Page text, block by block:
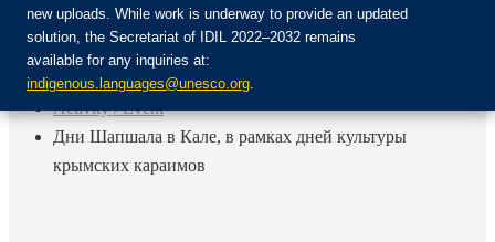
Login
FR
ES
RU
Home
Activity / Event
Дни Шапшала в Кале, в рамках дней культуры
крымских караимов
new uploads. While work is underway to provide an updated
solution, the Secretariat of IDIL 2022–2032 remains
available for any inquiries at:
indigenous.languages@unesco.org.